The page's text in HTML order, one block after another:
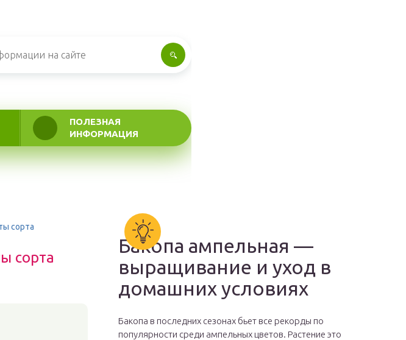
ПОЛЕЗНАЯ
ИНФОРМАЦИЯ
сорта
сорта
Бакопа ампельная —
выращивание и уход в
домашних условиях
Бакопа в последних сезонах бьет все рекорды по
популярности среди ампельных цветов. Растение это